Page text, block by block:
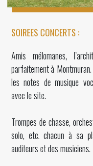
SOIREES CONCERTS :
Amis mélomanes,
parfaitement à
les notes de musique
avec le site.
Trompes de chasse,
solo, etc. chacun à sa
auditeurs et des musiciens.